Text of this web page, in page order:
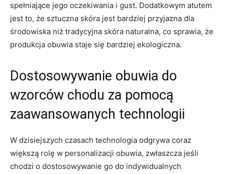
spełniające jego oczekiwania i gust. Dodatkowym ⁣atutem​
jest to, że‍ sztuczna skóra jest bardziej przyjazna⁣ dla
środowiska niż ⁤tradycyjna ⁤skóra naturalna, co sprawia, że
‌produkcja obuwia⁢ staje się⁣ bardziej ekologiczna.
Dostosowywanie obuwia do
wzorców chodu ⁤za pomocą
zaawansowanych technologii
W dzisiejszych czasach technologia ‍odgrywa‍ coraz
większą‍ rolę‌ w personalizacji obuwia, zwłaszcza ⁤jeśli
chodzi ⁤o dostosowywanie ⁣go do indywidualnych